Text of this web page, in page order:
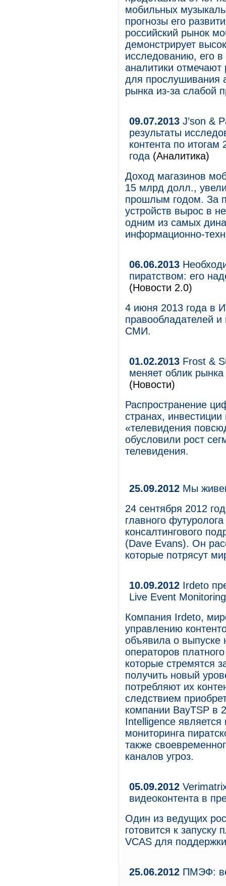
мобильных
прогнозы его
российский рынок
демонстрирует
исследованию, его
аналитики отмечают
для прослушивания
рынка из-за слабой
09.07.2013 J’son &
результаты
контента по итогам
года (Аналитика)
Доход магазинов
15 млрд долл.,
прошлым годом. За
устройств вырос в
одним из самых
информационно-
06.06.2013
пиратством: его
(Новости 2.0)
4 июня 2013 года в
правообладателей и
СМИ.
01.02.2013 Frost &
меняет облик
(Новости)
Распространение
странах,
«телевидения
обусловили рост
телевидения.
25.09.2012 Мы
24 сентября 2012
главного
консалтингового
(Dave Evans). Он
которые потрясут
10.09.2012 Irdeto
Live Event Monitoring
Компания Irdeto,
управлению
объявила о выпуске
операторов
которые стремятся
получить новый
потребляют их
следствием
компании BayTSP в
Intelligence
мониторинга
также
каналов угроз.
05.09.2012
видеоконтента в
Один из ведущих
готовится к
VCAS для
25.06.2012 ПМЭФ: